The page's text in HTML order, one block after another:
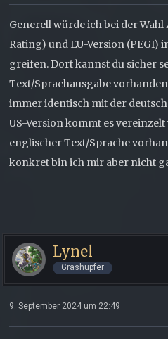
Generell würde ich bei der Wahl
Rating) und EU-Version (PEGI)
greifen. Dort kannst du sicher
Text/Sprachausgabe
immer identisch mit der
US-Version kommt es
englischer Text/Sprache
konkret bin ich mir aber nicht
Lynel
Grashüpfer
9. September 2024 um 22:49